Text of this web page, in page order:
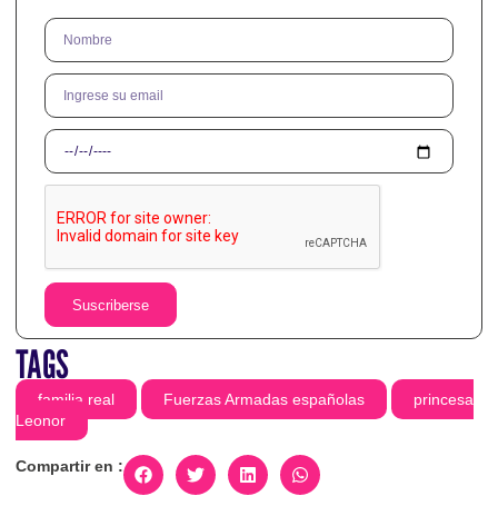
Suscriberse
TAGS
familia real Fuerzas Armadas españolas
princesa
Leonor
Compartir en :